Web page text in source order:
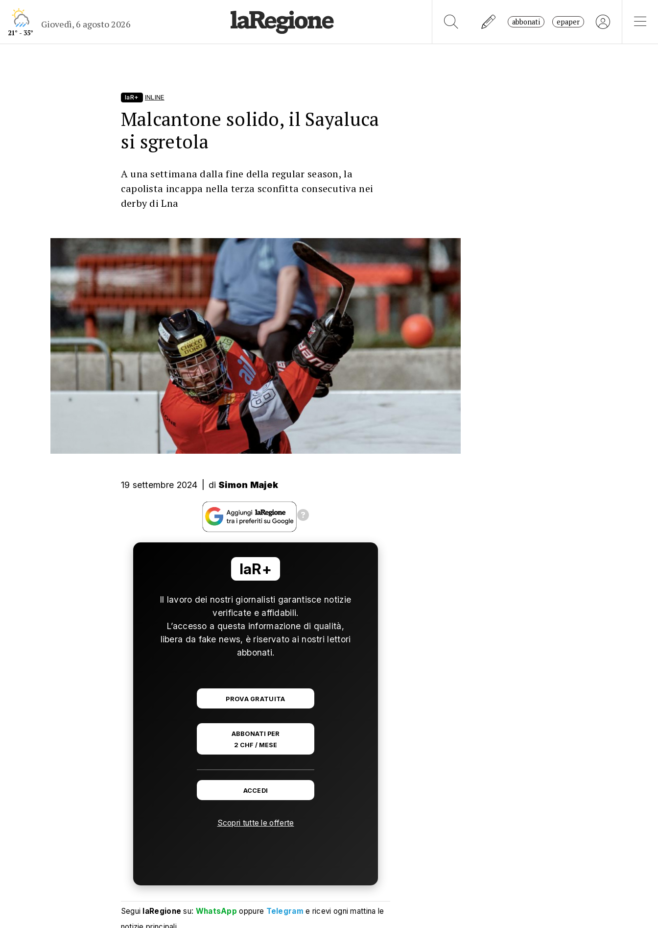
21° - 35°
Giovedì, 6 agosto 2026 abbonati epaper
laR+ INLINE
Malcantone solido, il Sayaluca
si sgretola
A una settimana dalla fine della regular season, la
capolista incappa nella terza sconfitta consecutiva nei
derby di Lna
19 settembre 2024 di Simon Majek
laR+
Il lavoro dei nostri giornalisti garantisce notizie
verificate e affidabili.
L’accesso a questa informazione di qualità,
libera da fake news, è riservato ai nostri lettori
abbonati.
PROVA GRATUITA
ABBONATI PER
2 CHF / MESE
ACCEDI
Scopri tutte le offerte
Segui laRegione su: WhatsApp oppure Telegram e ricevi ogni mattina le